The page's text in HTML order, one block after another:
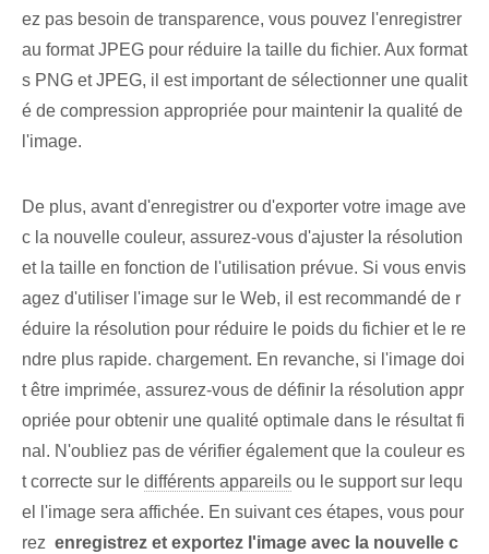
ez pas besoin de transparence, vous pouvez l'enregistrer
au format JPEG pour réduire la taille du fichier. Aux format
s PNG et JPEG, il est important de sélectionner une qualit
é de compression appropriée pour maintenir la qualité de
l'image.
De plus, avant d'enregistrer ou d'exporter votre image ave
c la nouvelle couleur, assurez-vous d'ajuster la résolution
et la taille en fonction de l'utilisation prévue. Si vous envis
agez d'utiliser l'image sur le Web, il est recommandé de r
éduire la résolution pour réduire le poids du fichier et le re
ndre plus rapide. chargement. En revanche, si l'image doi
t être imprimée, assurez-vous de définir la résolution appr
opriée pour obtenir une qualité optimale dans le résultat fi
nal. N'oubliez pas de vérifier également que la couleur es
t correcte sur le différents appareils ou le support sur lequ
el l'image sera affichée. En suivant ces étapes, vous pour
rez ⁤ enregistrez et exportez l'image⁢ avec la nouvelle ⁢c